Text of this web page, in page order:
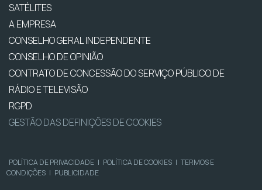
SATÉLITES
A EMPRESA
CONSELHO GERAL INDEPENDENTE
CONSELHO DE OPINIÃO
CONTRATO DE CONCESSÃO DO SERVIÇO PÚBLICO DE
RÁDIO E TELEVISÃO
RGPD
GESTÃO DAS DEFINIÇÕES DE COOKIES
POLÍTICA DE PRIVACIDADE | POLÍTICA DE COOKIES | TERMOS E
CONDIÇÕES | PUBLICIDADE